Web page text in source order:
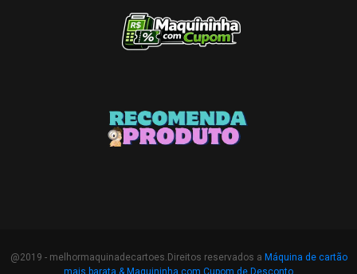
@2019 - melhormaquinadecartoes.Direitos reservados a Máquina de cartão
mais barata & Maquininha com Cupom de Desconto